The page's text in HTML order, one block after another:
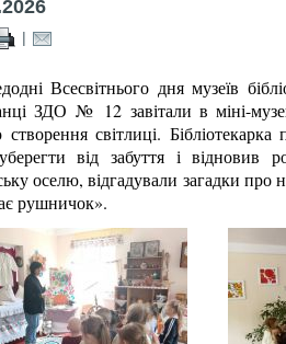
|
Всесвітнього дня музеїв
ЗДО № 12 завітали в міні-
створення світлиці.
від забуття і відновив
оселю, відгадували загадки
рушничок».